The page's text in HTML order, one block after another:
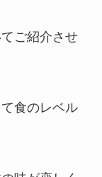
ご紹介させ
食のレベル